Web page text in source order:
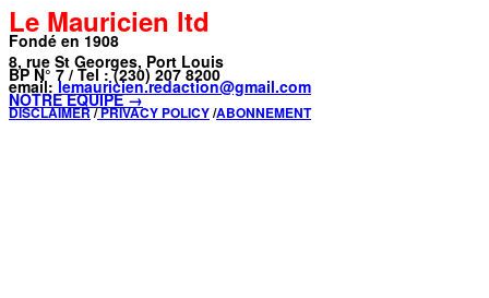
Le Mauricien ltd
Fondé en 1908
8, rue St Georges, Port Louis
BP N° 7 / Tel : (230) 207 8200
email: lemauricien.redaction@gmail.com
NOTRE ÉQUIPE →
DISCLAIMER/PRIVACY POLICY/ABONNEMENT